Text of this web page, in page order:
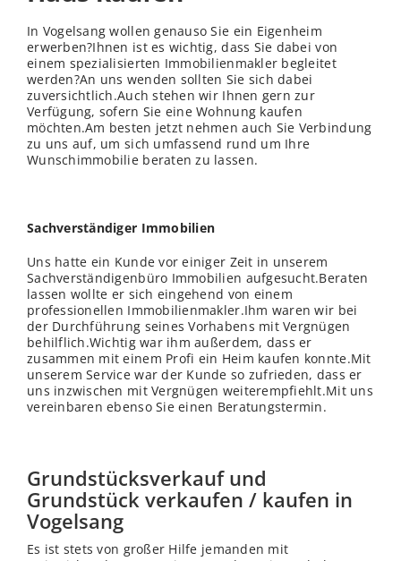
In Vogelsang wollen genauso Sie ein Eigenheim
erwerben?Ihnen ist es wichtig, dass Sie dabei von
einem spezialisierten Immobilienmakler begleitet
werden?An uns wenden sollten Sie sich dabei
zuversichtlich.Auch stehen wir Ihnen gern zur
Verfügung, sofern Sie eine Wohnung kaufen
möchten.Am besten jetzt nehmen auch Sie Verbindung
zu uns auf, um sich umfassend rund um Ihre
Wunschimmobilie beraten zu lassen.
Sachverständiger Immobilien
Uns hatte ein Kunde vor einiger Zeit in unserem
Sachverständigenbüro Immobilien aufgesucht.Beraten
lassen wollte er sich eingehend von einem
professionellen Immobilienmakler.Ihm waren wir bei
der Durchführung seines Vorhabens mit Vergnügen
behilflich.Wichtig war ihm außerdem, dass er
zusammen mit einem Profi ein Heim kaufen konnte.Mit
unserem Service war der Kunde so zufrieden, dass er
uns inzwischen mit Vergnügen weiterempfiehlt.Mit uns
vereinbaren ebenso Sie einen Beratungstermin.
Grundstücksverkauf und
Grundstück verkaufen / kaufen in
Vogelsang
Es ist stets von großer Hilfe jemanden mit